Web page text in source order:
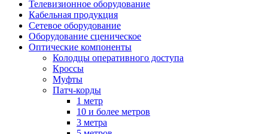
Телевизионное оборудование
Кабельная продукция
Сетевое оборудование
Оборудование сценическое
Оптические компоненты
Колодцы оперативного доступа
Кроссы
Муфты
Патч-корды
1 метр
10 и более метров
3 метра